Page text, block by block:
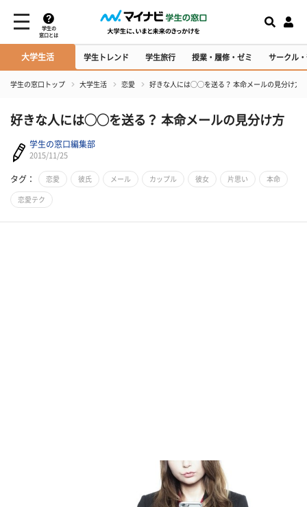
学生の
窓口とは
大学生活 学生トレンド 学生旅行 授業・履修・ゼミ サークル
学生の窓口トップ 大学生活 恋愛 好きな人には◯◯を送る？ 本命メールの見分け方
好きな人には◯◯を送る？ 本命メールの見分け方
学生の窓口編集部
2015/11/25
タグ： 恋愛 彼氏 メール カップル 彼女 片思い 本命
恋愛テク